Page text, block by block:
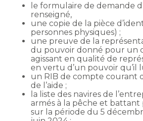
le formulaire de demande
renseigné,
une copie de la pièce
personnes physiques) ;
une preuve de la
du pouvoir donné pour un
agissant en qualité de
en vertu d’un pouvoir qu’il
un RIB de compte courant
de l’aide ;
la liste des navires de
armés à la pêche et battant
sur la période du 5